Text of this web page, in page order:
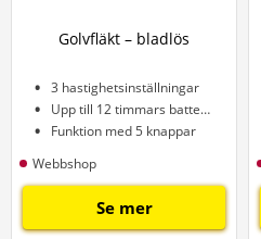
Golvfläkt – bladlös
3 hastighetsinställningar
Upp till 12 timmars batteritid
Funktion med 5 knappar
Webbshop
Se mer